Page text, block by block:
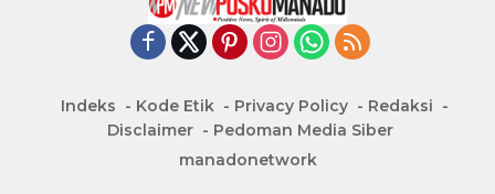
Indeks Kode Etik Privacy Policy
Redaksi
Disclaimer
Pedoman Media Siber
manadonetwork